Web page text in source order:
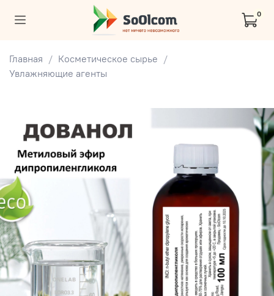
0
Главная
Косметическое сырье
Увлажняющие агенты